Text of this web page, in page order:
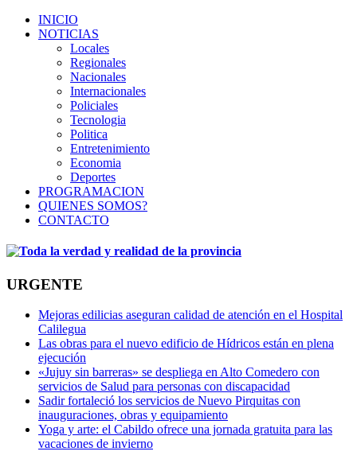
INICIO
NOTICIAS
Locales
Regionales
Nacionales
Internacionales
Policiales
Tecnologia
Politica
Entretenimiento
Economia
Deportes
PROGRAMACION
QUIENES SOMOS?
CONTACTO
URGENTE
Mejoras edilicias aseguran calidad de atención en el Hospital
Calilegua
Las obras para el nuevo edificio de Hídricos están en plena
ejecución
«Jujuy sin barreras» se despliega en Alto Comedero con
servicios de Salud para personas con discapacidad
Sadir fortaleció los servicios de Nuevo Pirquitas con
inauguraciones, obras y equipamiento
Yoga y arte: el Cabildo ofrece una jornada gratuita para las
vacaciones de invierno